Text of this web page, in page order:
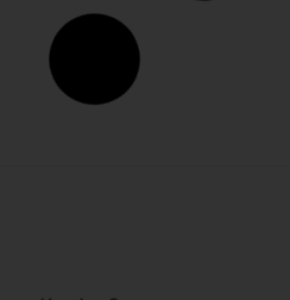
in Berlin Pizza nach
höchstem Niveau. Hinter